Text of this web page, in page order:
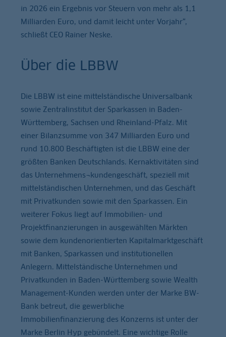
in 2026 ein Ergebnis vor Steuern von mehr als 1,1
Milliarden Euro, und damit leicht unter Vorjahr“,
schließt CEO Rainer Neske.
Über die LBBW
Die LBBW ist eine mittelständische Universalbank
sowie Zentralinstitut der Sparkassen in Baden-
Württemberg, Sachsen und Rheinland-Pfalz. Mit
einer Bilanzsumme von 347 Milliarden Euro und
rund 10.800 Beschäftigten ist die LBBW eine der
größten Banken Deutschlands. Kernaktivitäten sind
das Unternehmens¬kundengeschäft, speziell mit
mittelständischen Unternehmen, und das Geschäft
mit Privatkunden sowie mit den Sparkassen. Ein
weiterer Fokus liegt auf Immobilien- und
Projektfinanzierungen in ausgewählten Märkten
sowie dem kundenorientierten Kapitalmarktgeschäft
mit Banken, Sparkassen und institutionellen
Anlegern. Mittelständische Unternehmen und
Privatkunden in Baden-Württemberg sowie Wealth
Management-Kunden werden unter der Marke BW-
Bank betreut, die gewerbliche
Immobilienfinanzierung des Konzerns ist unter der
Marke Berlin Hyp gebündelt. Eine wichtige Rolle